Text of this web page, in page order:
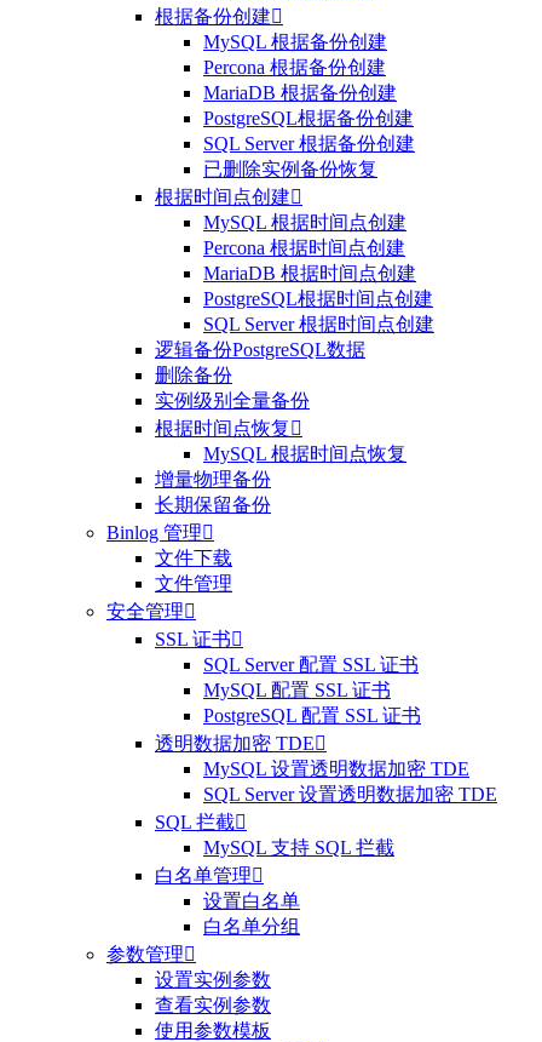
根据备份创建
MySQL 根据备份创建
Percona 根据备份创建
MariaDB 根据备份创建
PostgreSQL根据备份创建
SQL Server 根据备份创建
已删除实例备份恢复
根据时间点创建
MySQL 根据时间点创建
Percona 根据时间点创建
MariaDB 根据时间点创建
PostgreSQL根据时间点创建
SQL Server 根据时间点创建
逻辑备份PostgreSQL数据
删除备份
实例级别全量备份
根据时间点恢复 
MySQL 根据时间点恢复
增量物理备份
长期保留备份
Binlog 管理
文件下载
文件管理
安全管理
SSL 证书
SQL Server 配置 SSL 证书
MySQL 配置 SSL 证书
PostgreSQL 配置 SSL 证书
透明数据加密 TDE
MySQL 设置透明数据加密 TDE
SQL Server 设置透明数据加密 TDE
SQL 拦截
MySQL 支持 SQL 拦截
白名单管理
设置白名单
白名单分组
参数管理
设置实例参数
查看实例参数
使用参数模板